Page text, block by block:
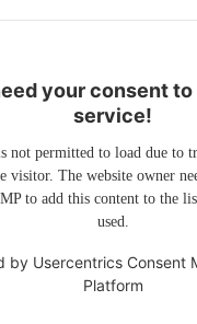
your consent to
service!
not permitted to load due to
visitor. The website owner
to add this content to the
used.
by Usercentrics Consent
Platform